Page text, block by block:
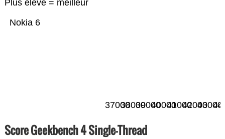
Plus élevé = meilleur
Nokia 6
37000380003900040000410004200043000
Score Geekbench 4 Single-Thread